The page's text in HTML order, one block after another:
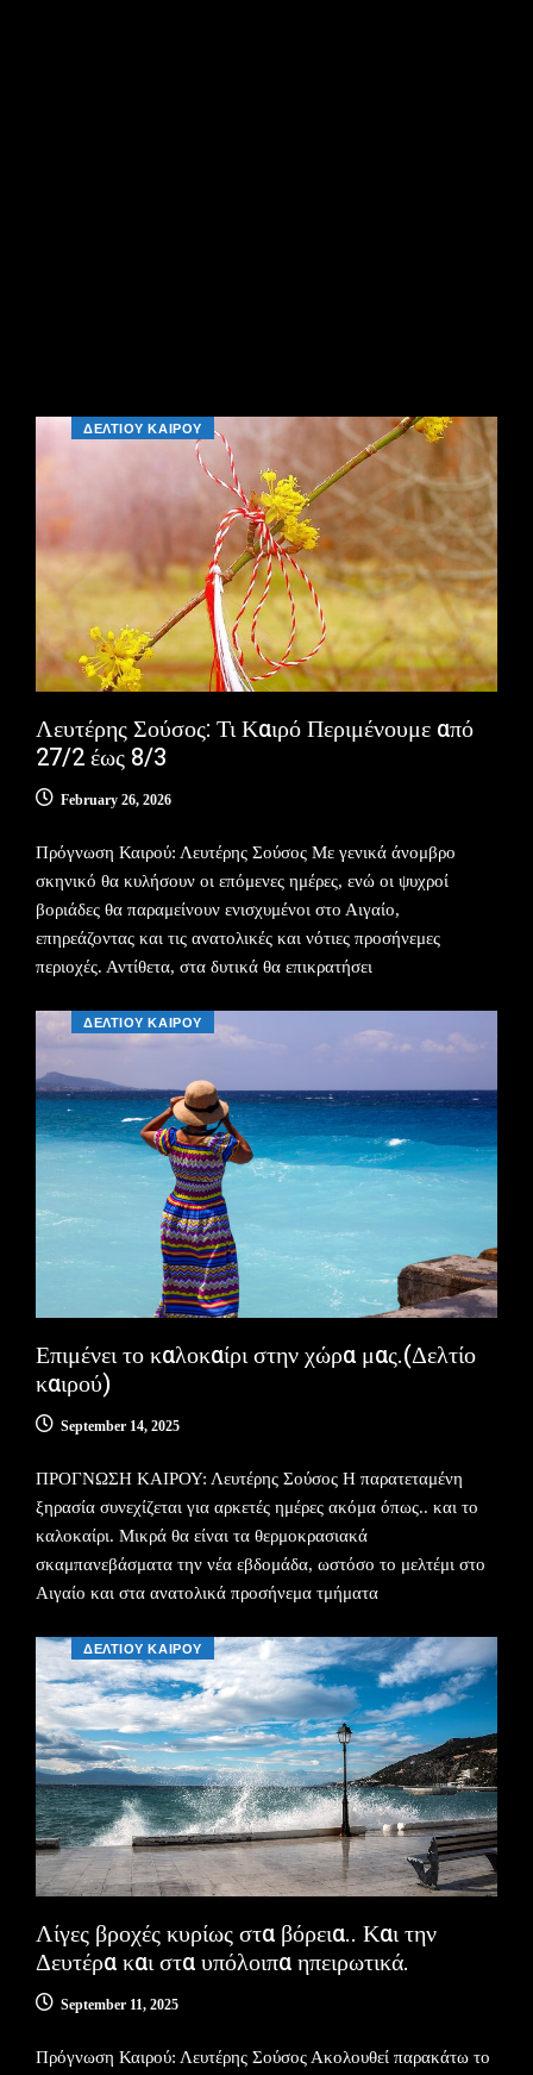
ΔΕΛΤΙΟΥ ΚΑΙΡΟΥ
Λευτέρης Σούσος: Τι Καιρό Περιμένουμε από
27/2 έως 8/3
February 26, 2026
Πρόγνωση Καιρού: Λευτέρης Σούσος Με γενικά άνομβρο
σκηνικό θα κυλήσουν οι επόμενες ημέρες, ενώ οι ψυχροί
βοριάδες θα παραμείνουν ενισχυμένοι στο Αιγαίο,
επηρεάζοντας και τις ανατολικές και νότιες προσήνεμες
περιοχές. Αντίθετα, στα δυτικά θα επικρατήσει
ΔΕΛΤΙΟΥ ΚΑΙΡΟΥ
Επιμένει το καλοκαίρι στην χώρα μας.(Δελτίο
καιρού)
September 14, 2025
ΠΡΟΓΝΩΣΗ ΚΑΙΡΟΥ: Λευτέρης Σούσος Η παρατεταμένη
ξηρασία συνεχίζεται για αρκετές ημέρες ακόμα όπως.. και το
καλοκαίρι. Μικρά θα είναι τα θερμοκρασιακά
σκαμπανεβάσματα την νέα εβδομάδα, ωστόσο το μελτέμι στο
Αιγαίο και στα ανατολικά προσήνεμα τμήματα
ΔΕΛΤΙΟΥ ΚΑΙΡΟΥ
Λίγες βροχές κυρίως στα βόρεια.. Και την
Δευτέρα και στα υπόλοιπα ηπειρωτικά.
September 11, 2025
Πρόγνωση Καιρού: Λευτέρης Σούσος Ακολουθεί παρακάτω το